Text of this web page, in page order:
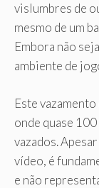
vislumbres de
mesmo de um
Embora não
ambiente de
Este
onde quase
vazados.
vídeo, é
e não